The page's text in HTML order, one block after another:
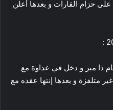
حزام القارات و بعدها أعلن
أمام ذا ميز و دخل في عداوة مع
متلفزة و بعدها إنتها عقده مع